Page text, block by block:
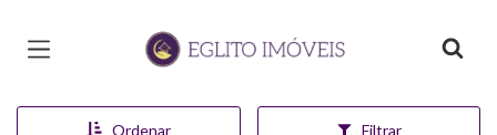
Página inicial
Ordenar Filtrar